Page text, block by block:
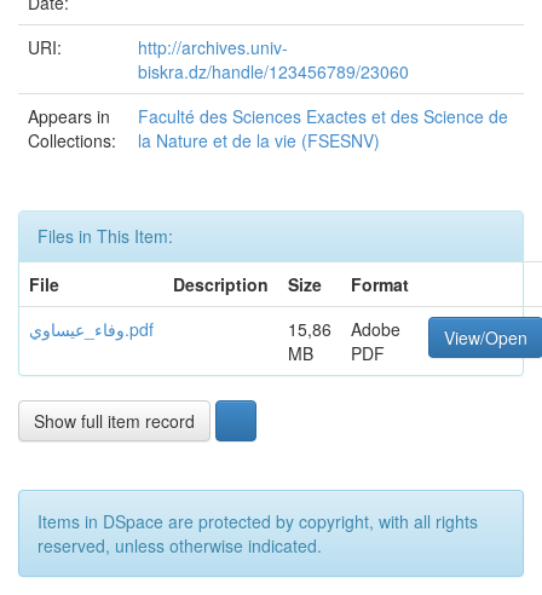
URI:
http://archives.univ-
biskra.dz/handle/123456789/23060
Appears in
Collections:
Faculté des Sciences Exactes et des Science de
la Nature et de la vie (FSESNV)
Files in This Item:
File
Description Size
Format
وفاء_عيساوي.pdf
15,86
MB
Adobe
PDF
View/Open
Show full item record
Items in DSpace are protected by copyright, with all rights
reserved, unless otherwise indicated.